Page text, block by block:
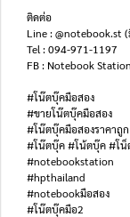
ติดต่อ
Line : @notebook.st
Tel : 094-971-1197
FB : Notebook
#โน๊ตบุ๊คมือสอง
#ขายโน๊ตบุ๊คมือสอง
#โน๊ตบุ๊คมือสองราคาถูก
#โน๊ตบุ๊ค #โน้ตบุ๊ค #โ
#notebookstation
#hpthailand
#notebookมือสอง
#โน๊ตบุ๊คมือ2